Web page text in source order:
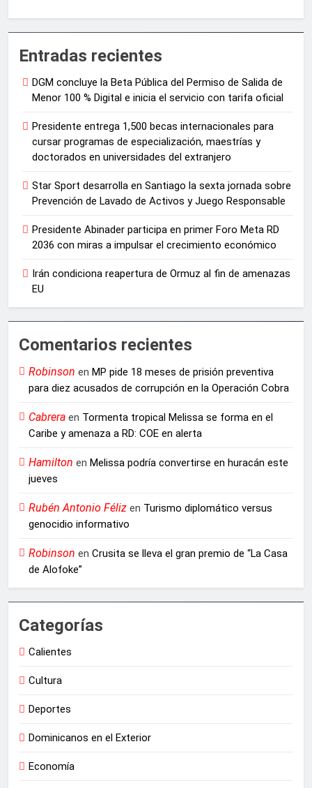
Entradas recientes
DGM concluye la Beta Pública del Permiso de Salida de
Menor 100 % Digital e inicia el servicio con tarifa oficial
Presidente entrega 1,500 becas internacionales para
cursar programas de especialización, maestrías y
doctorados en universidades del extranjero
Star Sport desarrolla en Santiago la sexta jornada sobre
Prevención de Lavado de Activos y Juego Responsable
Presidente Abinader participa en primer Foro Meta RD
2036 con miras a impulsar el crecimiento económico
Irán condiciona reapertura de Ormuz al fin de amenazas
EU
Comentarios recientes
Robinson en MP pide 18 meses de prisión preventiva
para diez acusados de corrupción en la Operación Cobra
Cabrera en Tormenta tropical Melissa se forma en el
Caribe y amenaza a RD: COE en alerta
Hamilton en Melissa podría convertirse en huracán este
jueves
Rubén Antonio Féliz en Turismo diplomático versus
genocidio informativo
Robinson en Crusita se lleva el gran premio de “La Casa
de Alofoke”
Categorías
Calientes
Cultura
Deportes
Dominicanos en el Exterior
Economía